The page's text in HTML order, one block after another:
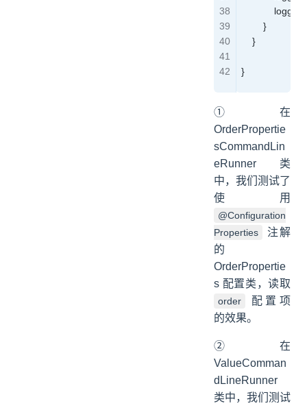
            logger
        }
    }
}
① 在
OrderPropertie
sCommandLin
eRunner 类
中，我们测试了
使用
@Configuration
Properties
注解
的
OrderPropertie
s 配置类，读取
order
配置项
的效果。
② 在
ValueComman
dLineRunner
类中，我们测试